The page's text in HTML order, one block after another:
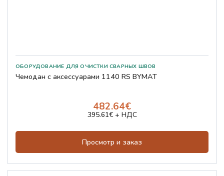
Чемодан с аксессуарами 1140 RS BYMAT
482.64€
395.61€ + НДС
Просмотр и заказ